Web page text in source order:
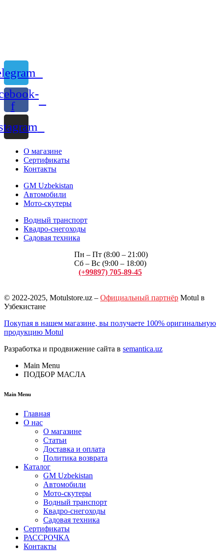
f
О магазине
Сертификаты
Контакты
GM Uzbekistan
Автомобили
Мото-скутеры
Водный транспорт
Квадро-снегоходы
Садовая техника
Пн – Пт (8:00 – 21:00)
Сб – Вс (9:00 – 18:00)
(+99897) 705-89-45
© 2022-2025, Motulstore.uz – Официальный партнёр Motul в
Узбекистане
Покупая в нашем магазине, вы получаете 100% оригинальную
продукцию Motul
Разработка и продвижение сайта в semantica.uz
Main Menu
ПОДБОР МАСЛА
Main Menu
Главная
О нас
О магазине
Статьи
Доставка и оплата
Политика возврата
Каталог
GM Uzbekistan
Автомобили
Мото-скутеры
Водный транспорт
Квадро-снегоходы
Садовая техника
Сертификаты
РАССРОЧКА
Контакты